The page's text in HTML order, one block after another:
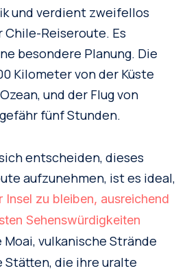
und verdient zweifellos
Reiseroute. Es
besondere Planung. Die
Kilometer von der Küste
und der Flug von
fünf Stunden.
entscheiden, dieses
aufzunehmen, ist es ideal,
zu bleiben, ausreichend
Sehenswürdigkeiten
Moai, vulkanische Strände
Stätten, die ihre uralte